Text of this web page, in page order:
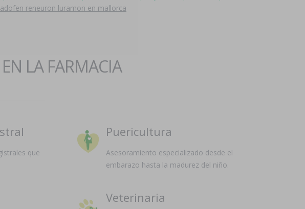
reneuron luramon en mallorca
LA FARMACIA
que
Puericultura
Asesoramiento especializado desde el
embarazo hasta la madurez del niño.
Veterinaria